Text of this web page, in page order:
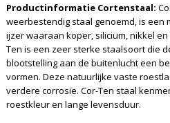
Productinformatie Cortenstaal:
weerbestendig staal genoemd, is een
ijzer waaraan koper, silicium, nikkel
Ten is een zeer sterke staalsoort die
blootstelling aan de buitenlucht een
vormen. Deze natuurlijke vaste
verdere corrosie. Cor-Ten staal
roestkleur en lange levensduur.